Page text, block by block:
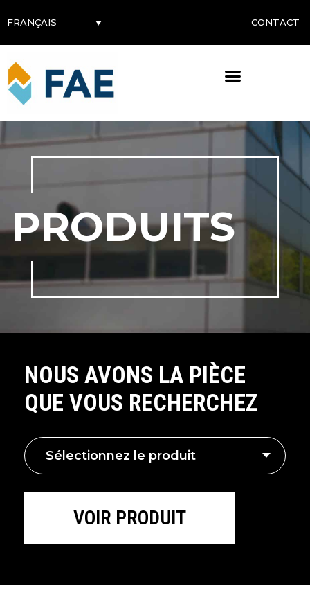
FRANÇAIS CONTACT
PRODUITS
NOUS AVONS LA PIÈCE
QUE VOUS RECHERCHEZ
Sélectionnez le produit
VOIR PRODUIT